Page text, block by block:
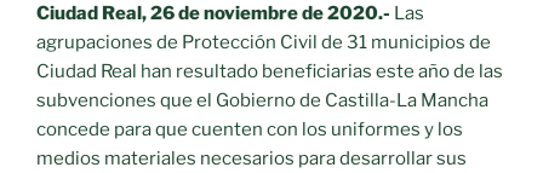
de
su
historia»
Ciudad Real, 26 de noviembre de 2020.- Las
agrupaciones de Protección Civil de 31 municipios de
Ciudad Real han resultado beneficiarias este año de las
subvenciones que el Gobierno de Castilla-La Mancha
concede para que cuenten con los uniformes y los
medios materiales necesarios para desarrollar sus